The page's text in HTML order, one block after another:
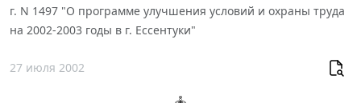
г. N 1497 "О программе улучшения условий и охраны труда
на 2002-2003 годы в г. Ессентуки"
27 июля 2002